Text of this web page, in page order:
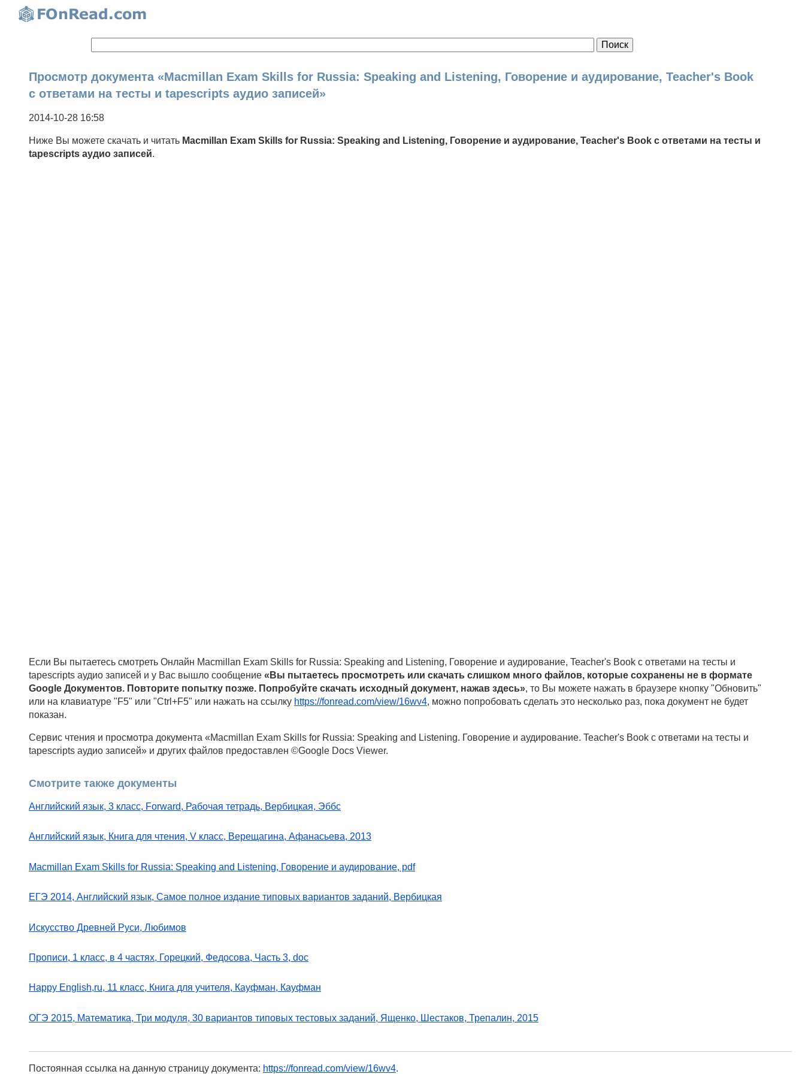
Просмотр документа «Macmillan Exam Skills for Russia: Speaking and Listening, Говорение и аудирование, Teacher's Book
с ответами на тесты и tapescripts аудио записей»
2014-10-28 16:58
Ниже Вы можете скачать и читать Macmillan Exam Skills for Russia: Speaking and Listening, Говорение и аудирование, Teacher's Book с ответами на тесты и
tapescripts аудио записей.
Если Вы пытаетесь смотреть Онлайн Macmillan Exam Skills for Russia: Speaking and Listening, Говорение и аудирование, Teacher's Book с ответами на тесты и
tapescripts аудио записей и у Вас вышло сообщение «Вы пытаетесь просмотреть или скачать слишком много файлов, которые сохранены не в формате
Google Документов. Повторите попытку позже. Попробуйте скачать исходный документ, нажав здесь», то Вы можете нажать в браузере кнопку "Обновить"
или на клавиатуре "F5" или "Ctrl+F5" или нажать на ссылку https://fonread.com/view/16wv4, можно попробовать сделать это несколько раз, пока документ не будет
показан.
Сервис чтения и просмотра документа «Macmillan Exam Skills for Russia: Speaking and Listening. Говорение и аудирование. Teacher's Book с ответами на тесты и
tapescripts аудио записей» и других файлов предоставлен ©Google Docs Viewer.
Смотрите также документы
Английский язык, 3 класс, Forward, Рабочая тетрадь, Вербицкая, Эббс
Английский язык, Книга для чтения, V класс, Верещагина, Афанасьева, 2013
Macmillan Exam Skills for Russia: Speaking and Listening, Говорение и аудирование, pdf
ЕГЭ 2014, Английский язык, Самое полное издание типовых вариантов заданий, Вербицкая
Искусство Древней Руси, Любимов
Прописи, 1 класс, в 4 частях, Горецкий, Федосова, Часть 3, doc
Happy English,ru, 11 класс, Книга для учителя, Кауфман, Кауфман
ОГЭ 2015, Математика, Три модуля, 30 вариантов типовых тестовых заданий, Ященко, Шестаков, Трепалин, 2015
Постоянная ссылка на данную страницу документа: https://fonread.com/view/16wv4.